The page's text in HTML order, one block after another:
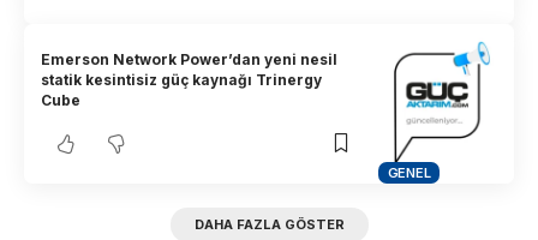
GENEL
Emerson Network Power’dan yeni nesil
statik kesintisiz güç kaynağı Trinergy
Cube
DAHA FAZLA GÖSTER